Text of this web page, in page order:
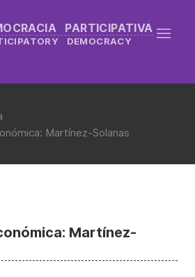
PARTICIPATIVA
DEMOCRACY
Martínez-Solanas
Martínez-